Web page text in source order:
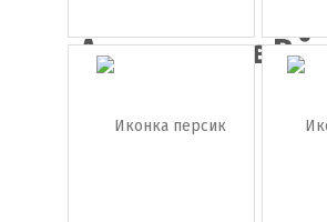
Апельсиновый